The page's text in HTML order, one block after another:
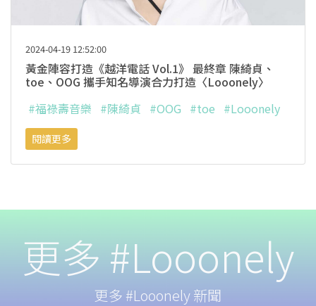
2024-04-19 12:52:00
黃金陣容打造《越洋電話 Vol.1》 最終章 陳綺貞、
toe、OOG 攜手知名導演合力打造〈Looonely〉
#福祿壽音樂 #陳綺貞 #OOG #toe #Looonely
閱讀更多
更多 #Looonely
更多 #Looonely 新聞